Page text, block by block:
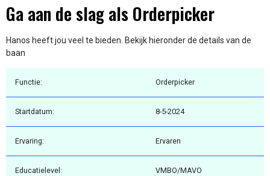
Ga aan de slag als Orderpicker
Hanos heeft jou veel te bieden. Bekijk hieronder de details van de
baan
Functie: Orderpicker
Startdatum: 8-5-2024
Ervaring: Ervaren
Educatielevel: VMBO/MAVO